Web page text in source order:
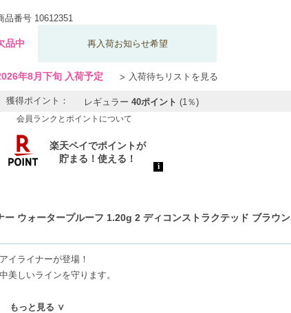
品番号 10612351
品中 再入荷お知らせ希望
年8月下旬 入荷予定 入荷待ちリストを見る
獲得ポイント： レギュラー 40ポイント (1％)
会員ランクとポイントについて
ウォータープルーフ 1.20g 2 ディコンストラクテッド ブラウン
イライナーが登場！
美しいラインを守ります。
ティックなウィングまで自由自在。
もっと見る ∨